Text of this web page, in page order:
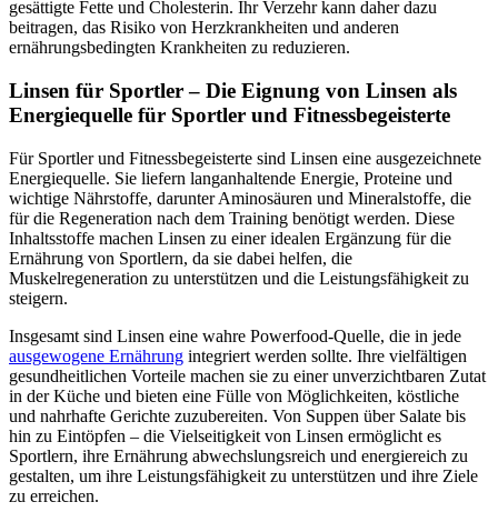
gesättigte Fette und Cholesterin. Ihr Verzehr kann daher dazu
beitragen, das Risiko von Herzkrankheiten und anderen
ernährungsbedingten Krankheiten zu reduzieren.
Linsen für Sportler– Die Eignung von Linsen als
Energiequelle für Sportler und Fitnessbegeisterte
Für Sportler und Fitnessbegeisterte sind Linsen eine ausgezeichnete
Energiequelle. Sie liefern langanhaltende Energie, Proteine und
wichtige Nährstoffe, darunter Aminosäuren und Mineralstoffe, die
für die Regeneration nach dem Training benötigt werden. Diese
Inhaltsstoffe machen Linsen zu einer idealen Ergänzung für die
Ernährung von Sportlern, da sie dabei helfen, die
Muskelregeneration zu unterstützen und die Leistungsfähigkeit zu
steigern.
Insgesamt sind Linsen eine wahre Powerfood-Quelle, die in jede
ausgewogene Ernährung integriert werden sollte. Ihre vielfältigen
gesundheitlichen Vorteile machen sie zu einer unverzichtbaren Zutat
in der Küche und bieten eine Fülle von Möglichkeiten, köstliche
und nahrhafte Gerichte zuzubereiten. Von Suppen über Salate bis
hin zu Eintöpfen – die Vielseitigkeit von Linsen ermöglicht es
Sportlern, ihre Ernährung abwechslungsreich und energiereich zu
gestalten, um ihre Leistungsfähigkeit zu unterstützen und ihre Ziele
zu erreichen.